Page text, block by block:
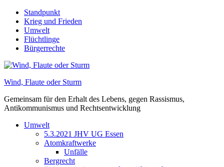
Skip
content
Standpunkt
Krieg und Frieden
Umwelt
Flüchtlinge
Bürgerrechte
Wind, Flaute oder Sturm
Gemeinsam für den Erhalt des Lebens, gegen Rassismus,
Antikommunismus und Rechtsentwicklung
Umwelt
5.3.2021 JHV UG Essen
Atomkraftwerke
Unfälle
Bergrecht